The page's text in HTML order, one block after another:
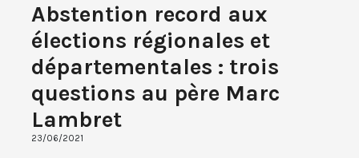
Abstention record aux
élections régionales et
départementales : trois
questions au père Marc
Lambret
23/06/2021